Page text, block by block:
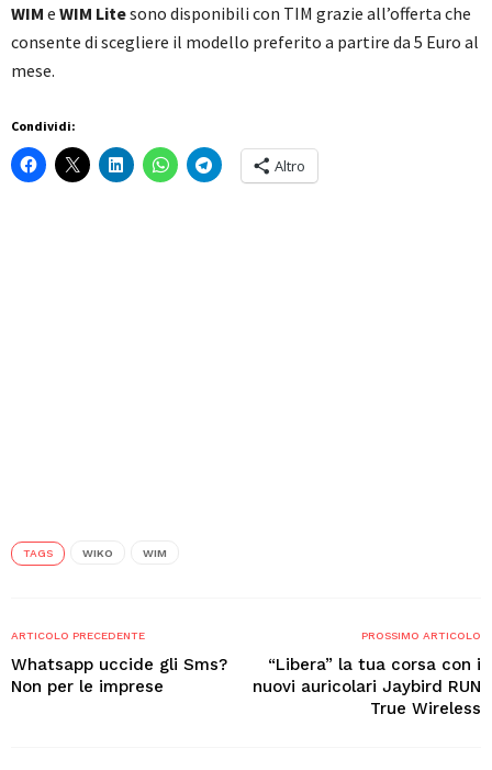
WIM e WIM Litesono disponibili con TIM grazie all’offerta che
consente di scegliere il modello preferito a partire da 5 Euro al
mese.
Condividi:
Altro
TAGS WIKO WIM
ARTICOLO PRECEDENTE
Whatsapp uccide gli Sms?
Non per le imprese
PROSSIMO ARTICOLO
“Libera” la tua corsa con i
nuovi auricolari Jaybird RUN
True Wireless